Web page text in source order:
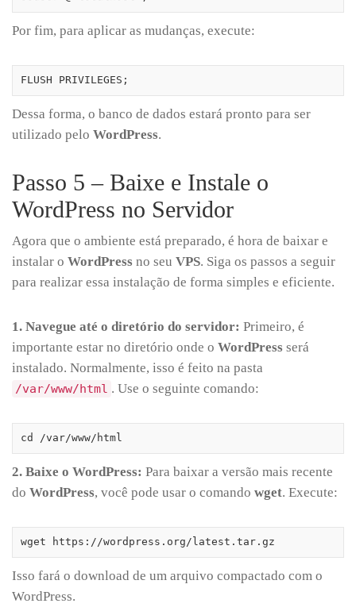
Por fim, para aplicar as mudanças, execute:
FLUSH PRIVILEGES;
Dessa forma, o banco de dados estará pronto para ser
utilizado pelo WordPress.
Passo 5 – Baixe e Instale o
WordPress no Servidor
Agora que o ambiente está preparado, é hora de baixar e
instalar o WordPress no seu VPS. Siga os passos a seguir
para realizar essa instalação de forma simples e eficiente.
1. Navegue até o diretório do servidor: Primeiro, é
importante estar no diretório onde o WordPress será
instalado. Normalmente, isso é feito na pasta
/var/www/html . Use o seguinte comando:
cd /var/www/html
2. Baixe o WordPress: Para baixar a versão mais recente
do WordPress, você pode usar o comando wget. Execute:
wget https://wordpress.org/latest.tar.gz
Isso fará o download de um arquivo compactado com o
WordPress.